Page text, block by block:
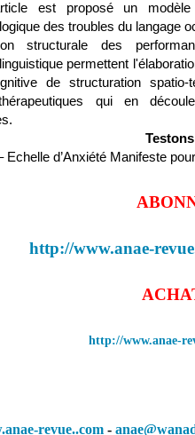
est proposé un modèle
des troubles du langage
structurale des
permettent
de structuration
qui en
Echelle d’Anxiété Manifeste
http://www.anae-
http://www.anae-
revue..com -